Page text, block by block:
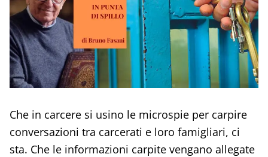
Che in carcere si usino le microspie per carpire
conversazioni tra carcerati e loro famigliari, ci
sta. Che le informazioni carpite vengano allegate